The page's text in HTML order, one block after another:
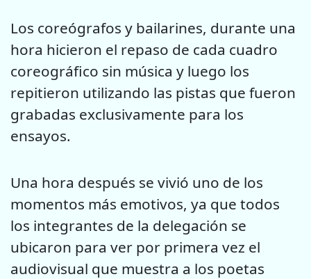
Los coreógrafos y bailarines, durante una
hora hicieron el repaso de cada cuadro
coreográfico sin música y luego los
repitieron utilizando las pistas que fueron
grabadas exclusivamente para los
ensayos.
Una hora después se vivió uno de los
momentos más emotivos, ya que todos
los integrantes de la delegación se
ubicaron para ver por primera vez el
audiovisual que muestra a los poetas